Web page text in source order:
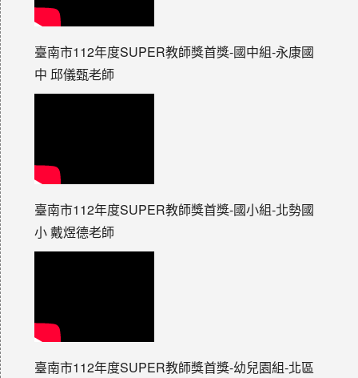
臺南市112年度SUPER教師獎首獎-國中組-永康國
中 邱儀甄老師
臺南市112年度SUPER教師獎首獎-國小組-北勢國
小 戴煜德老師
臺南市112年度SUPER教師獎首獎-幼兒園組-北區